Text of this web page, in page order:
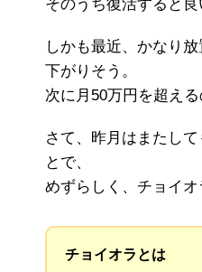
そのうち復活すると
しかも最近、かなり
下がりそう。
次に月50万円を超え
さて、昨月はまたし
とで、
めずらしく、チョイオ
チョイオラとは